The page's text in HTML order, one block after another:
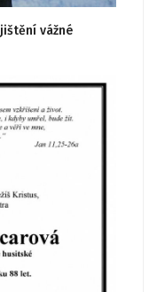
vážné